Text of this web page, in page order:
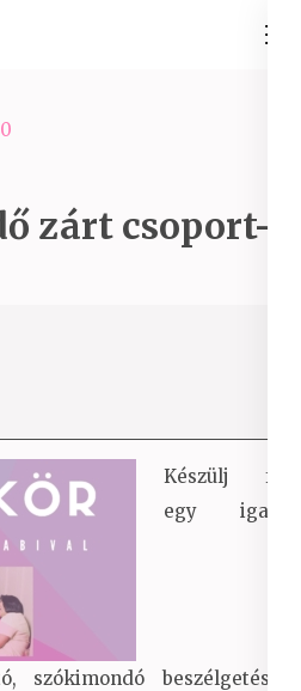
zárt csoport-
Készülj fel
egy igazi,
szókimondó beszélgetésre